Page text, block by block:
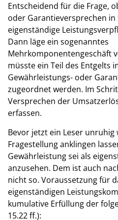
Entscheidend für die Frage,
oder Garantieversprechen in
eigenständige
Dann läge ein sogenanntes
Mehrkomponentengeschäft
müsste ein Teil des Entgelts
Gewährleistungs- oder
zugeordnet werden. Im
Versprechen der
erfassen.
Bevor jetzt ein Leser unruhig
Fragestellung anklingen
Gewährleistung sei als
anzusehen. Dem ist auch
nicht so. Voraussetzung für
eigenständigen
kumulative Erfüllung der
15.22 ff.):